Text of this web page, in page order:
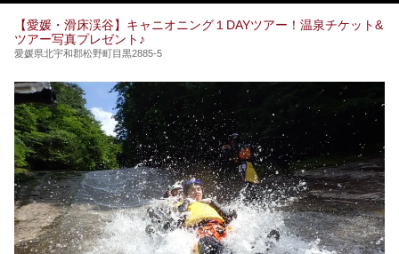
【愛媛・滑床渓谷】キャニオニング１DAYツアー！温泉チケット&
ツアー写真プレゼント♪
愛媛県北宇和郡松野町目黒2885-5